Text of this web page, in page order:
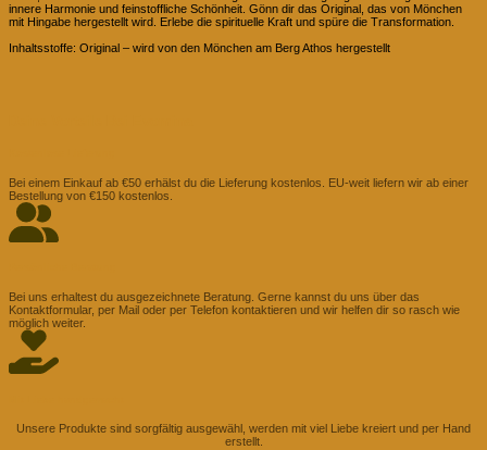
innere Harmonie und feinstoffliche Schönheit. Gönn dir das Original, das von Mönchen
mit Hingabe hergestellt wird. Erlebe die spirituelle Kraft und spüre die Transformation.
Inhaltsstoffe: Original – wird von den Mönchen am Berg Athos hergestellt
Bei einem Einkauf ab €50 erhälst du die Lieferung kostenlos. EU-weit liefern wir ab einer
Bestellung von €150 kostenlos.
Bei uns erhaltest du ausgezeichnete Beratung. Gerne kannst du uns über das
Kontaktformular, per Mail oder per Telefon kontaktieren und wir helfen dir so rasch wie
möglich weiter.
Unsere Produkte sind sorgfältig ausgewähl, werden mit viel Liebe kreiert und per Hand
erstellt.